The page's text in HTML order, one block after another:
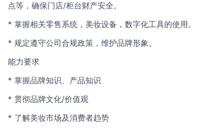
点等，确保门店/柜台财产安全。
* 掌握相关零售系统，美妆设备，数字化工具的使用。
* 规定遵守公司合规政策，维护品牌形象。
能力要求
* 掌握品牌知识、产品知识
* 贯彻品牌文化/价值观
* 了解美妆市场及消费者趋势